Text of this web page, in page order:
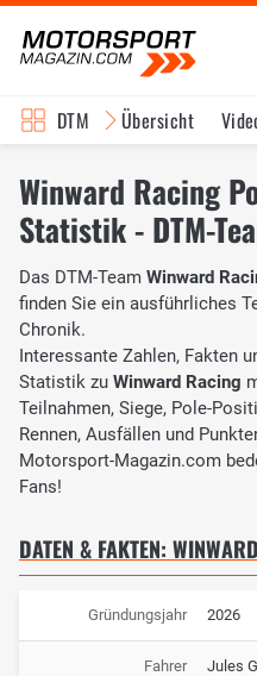
DTM Übersicht
Winward Racing
Statistik - DTM-
Das DTM-Team Winward
finden Sie ein ausführliches
Chronik.
Interessante Zahlen, Fakten
Statistik zu Winward Racing
Teilnahmen, Siege, Pole-
Rennen, Ausfällen und
Motorsport-Magazin.com
Fans!
DATEN & FAKTEN:
Gründungsjahr 2026
Fahrer Jules